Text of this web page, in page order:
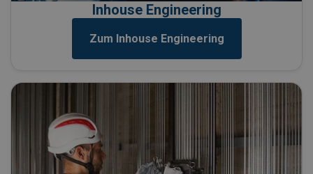
Inhouse Engineering
Zum Inhouse Engineering